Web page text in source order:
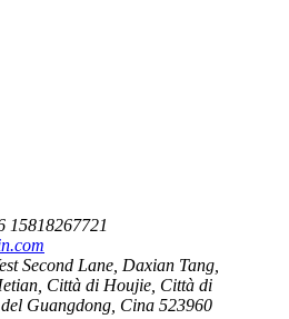
15818267721
Second Lane, Daxian Tang,
Città di Houjie, Città di
Guangdong, Cina 523960